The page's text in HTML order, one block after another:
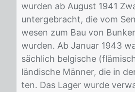
wur­den ab Au­gust 1941
un­ter­ge­bracht, die vom
we­sen zum Bau von
wur­den. Ab Ja­nu­ar 1943
säch­lich bel­gi­sche
län­di­sche Män­ner, die in
ten. Das La­ger wur­de